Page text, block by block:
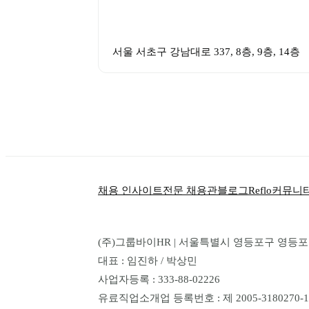
서울 서초구 강남대로 337, 8층, 9층, 14층
채용 인사이트전문 채용관블로그Reflo커뮤니
(주)그룹바이HR | 서울특별시 영등포구 영등
대표 : 임진하 / 박상민
사업자등록 : 333-88-02226
유료직업소개업 등록번호 : 제 2005-3180270-